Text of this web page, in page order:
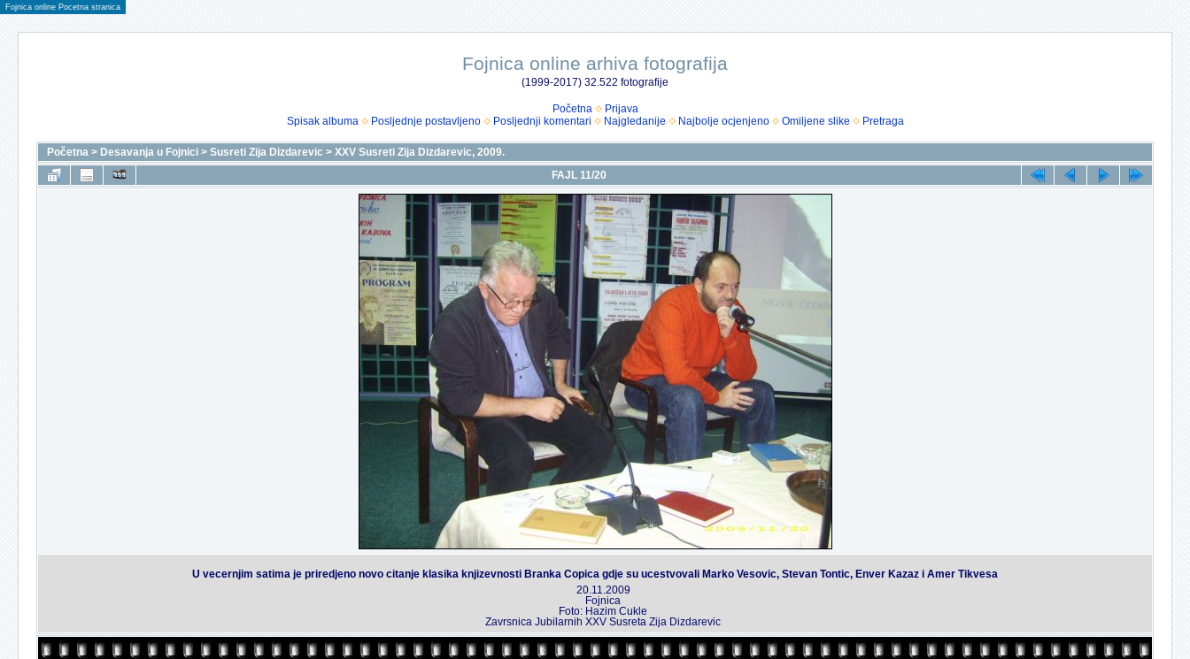
Fojnica online Pocetna stranica
Fojnica online arhiva fotografija
(1999-2017) 32.522 fotografije
Početna
Prijava
Spisak albuma
Posljednje postavljeno Posljednji komentari Najgledanije Najbolje ocjenjeno Omiljene slike Pretraga
Početna > Desavanja u Fojnici > Susreti Zija Dizdarevic > XXV Susreti Zija Dizdarevic, 2009.
FAJL 11/20
U vecernjim satima je priredjeno novo citanje klasika knjizevnosti Branka Copica gdje su ucestvovali Marko Vesovic, Stevan Tontic, Enver Kazaz i Amer Tikvesa
20.11.2009
Fojnica
Foto: Hazim Cukle
Zavrsnica Jubilarnih XXV Susreta Zija Dizdarevic